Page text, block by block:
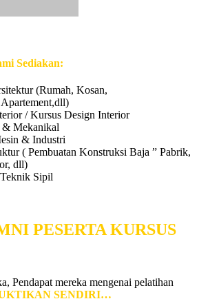
Sediakan:
(Rumah, Kosan,
/ Kursus Design Interior
Mekanikal
& Industri
( Pembuatan Konstruksi Baja ” Pabrik,
dll)
Sipil
PESERTA KURSUS
Pendapat mereka mengenai pelatihan
SENDIRI…